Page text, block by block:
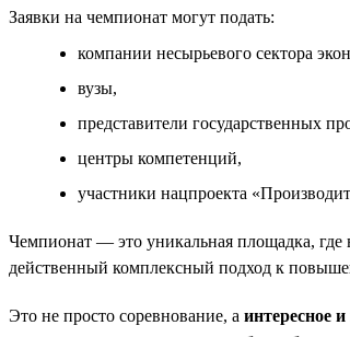
Заявки на чемпионат могут подать:
компании несырьевого сектора
вузы,
представители государственных
центры компетенций,
участники нацпроекта
Чемпионат — это уникальная площадка,
действенный комплексный подход к
Это не просто соревнование, а интересное